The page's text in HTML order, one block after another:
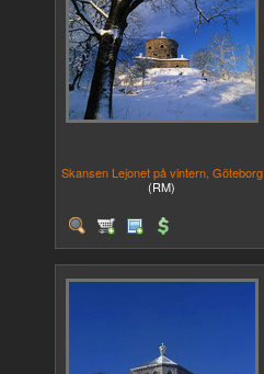
Skansen Lejonet på vintern, Göteborg
(RM)